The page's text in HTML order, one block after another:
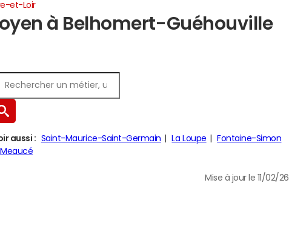
et-Loir
à Belhomert-Guéhouville
aussi : Saint-Maurice-Saint-Germain La Loupe
Fontaine-Simon
Meaucé
Mise à jour le 11/02/26